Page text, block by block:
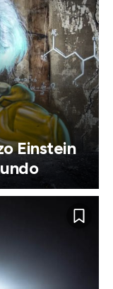
Einstein